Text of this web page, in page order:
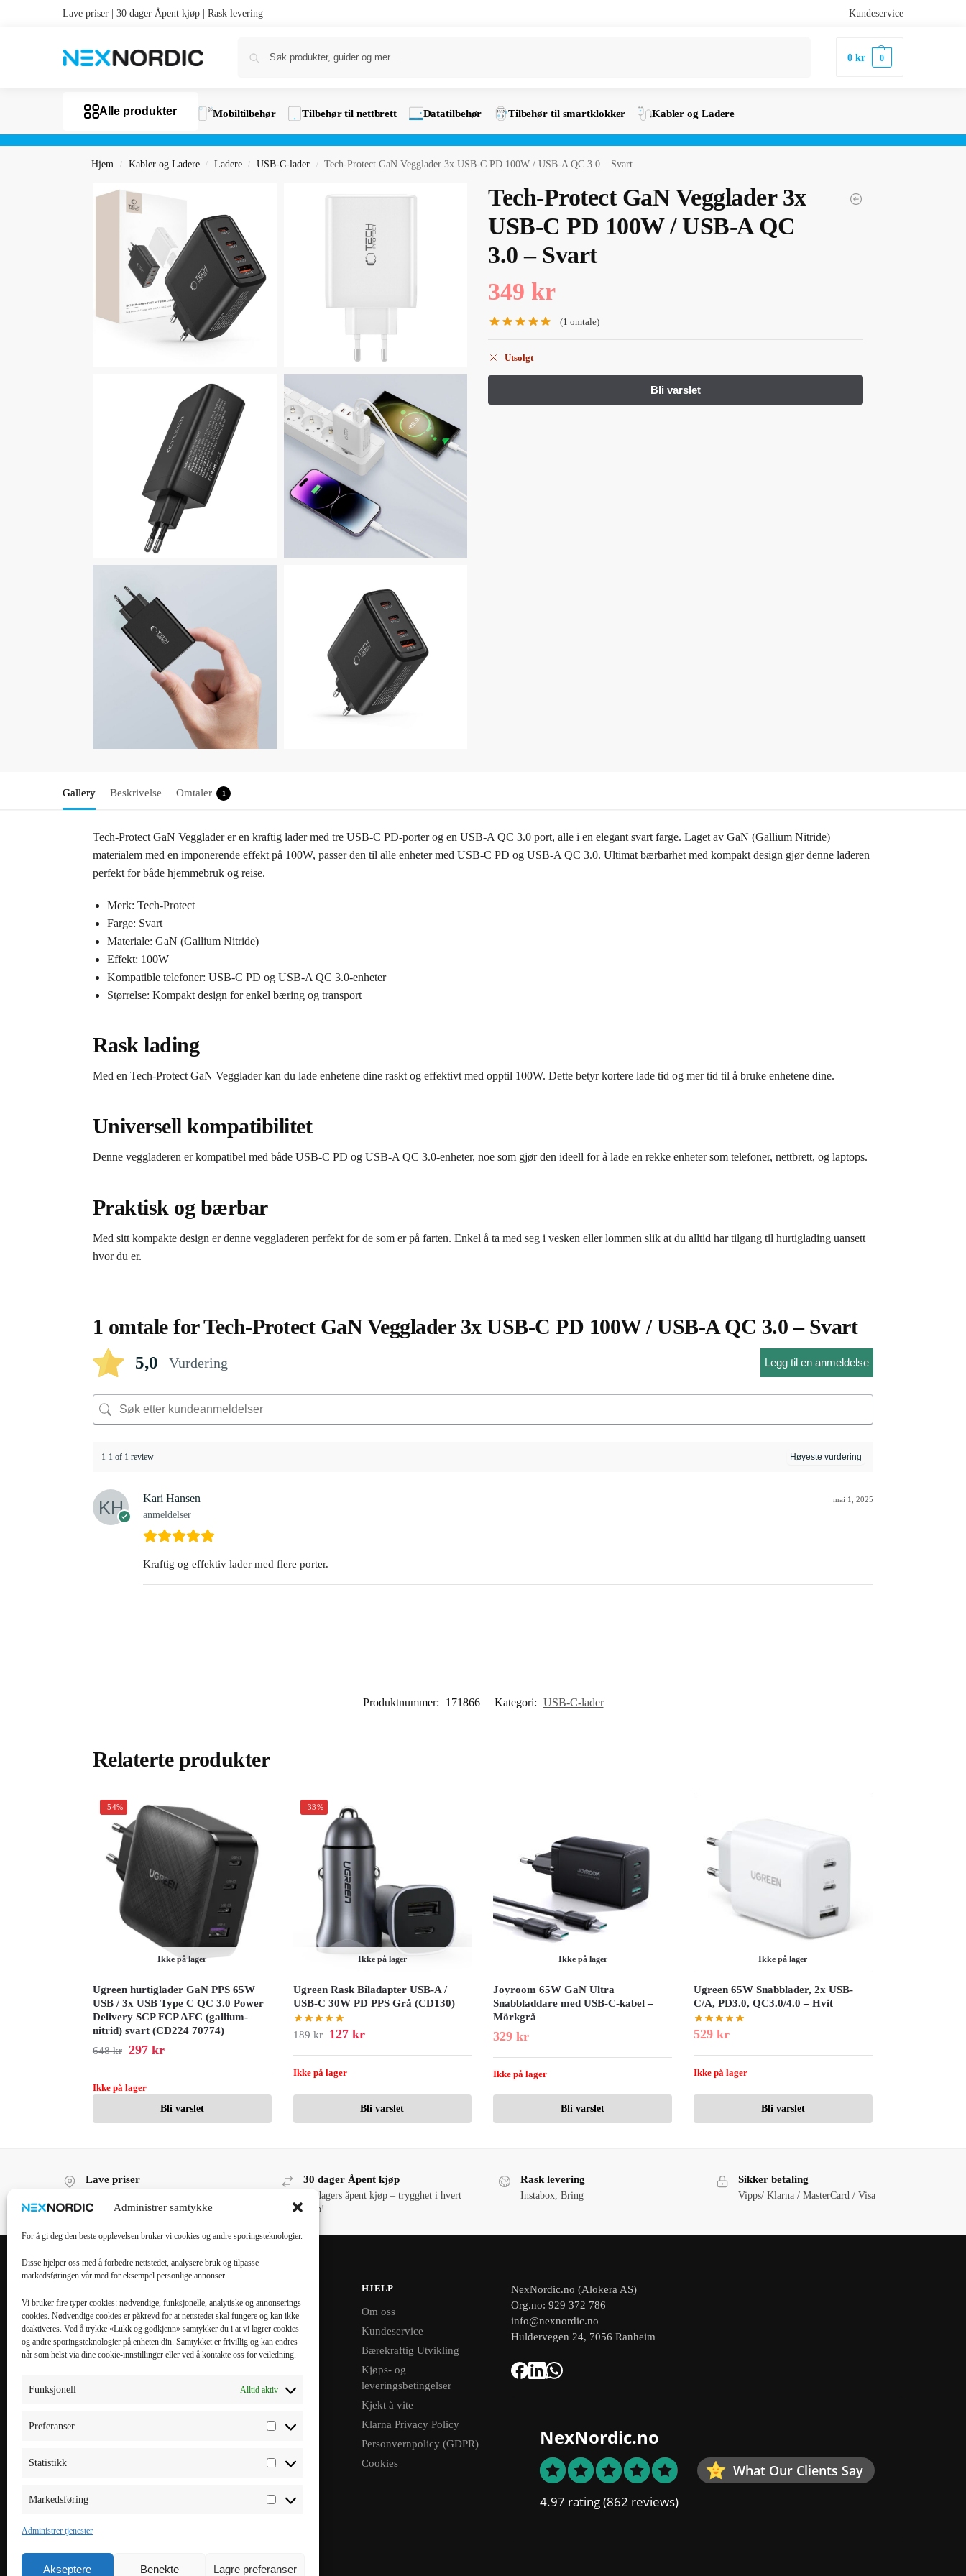
Administrer samtykke
For å gi deg den beste opplevelsen bruker vi cookies og andre sporingsteknologier.
Disse hjelper oss med å forbedre nettstedet, analysere bruk og tilpasse
markedsføringen vår med for eksempel personlige annonser.
Vi bruker fire typer cookies: nødvendige, funksjonelle, analytiske og annonserings
cookies. Nødvendige cookies er påkrevd for at nettstedet skal fungere og kan ikke
deaktiveres. Ved å trykke «Lukk og godkjenn» samtykker du i at vi lagrer cookies
og andre sporingsteknologier på enheten din. Samtykket er frivillig og kan endres
når som helst via dine cookie-innstillinger eller ved å kontakte oss for veiledning.
Funksjonell Alltid aktiv
Preferanser
Statistikk
Markedsføring
Administrer tjenester
Akseptere Benekte Lagre preferanser
Lave priser | 30 dager Åpent kjøp | Rask levering Kundeservice
0kr 0
Alle produkter Mobiltilbehør Tilbehør til nettbrett Datatilbehør Tilbehør til smartklokker Kabler og Ladere
Hjem / Kabler og Ladere / Ladere / USB-C-lader / Tech-Protect GaN Vegglader 3x USB-C PD 100W / USB-A QC 3.0 – Svart
Tech-Protect GaN Vegglader 3x
USB-C PD 100W / USB-A QC
3.0 – Svart
349 kr
(1 omtale)
Utsolgt
Gallery Beskrivelse Omtaler 1
Tech-Protect GaN Vegglader er en kraftig lader med tre USB-C PD-porter og en USB-A QC 3.0 port, alle i en elegant svart farge. Laget av GaN (Gallium Nitride)
materialem med en imponerende effekt på 100W, passer den til alle enheter med USB-C PD og USB-A QC 3.0. Ultimat bærbarhet med kompakt design gjør denne laderen
perfekt for både hjemmebruk og reise.
Merk: Tech-Protect
Farge: Svart
Materiale: GaN (Gallium Nitride)
Effekt: 100W
Kompatible telefoner: USB-C PD og USB-A QC 3.0-enheter
Størrelse: Kompakt design for enkel bæring og transport
Rask lading
Med en Tech-Protect GaN Vegglader kan du lade enhetene dine raskt og effektivt med opptil 100W. Dette betyr kortere lade tid og mer tid til å bruke enhetene dine.
Universell kompatibilitet
Denne veggladeren er kompatibel med både USB-C PD og USB-A QC 3.0-enheter, noe som gjør den ideell for å lade en rekke enheter som telefoner, nettbrett, og laptops.
Praktisk og bærbar
Med sitt kompakte design er denne veggladeren perfekt for de som er på farten. Enkel å ta med seg i vesken eller lommen slik at du alltid har tilgang til hurtiglading uansett
hvor du er.
1 omtale forTech-Protect GaN Vegglader 3x USB-C PD 100W / USB-A QC 3.0 – Svart
5,0 Vurdering Legg til en anmeldelse
1-1 of 1 review
Kari Hansen
anmeldelser
mai 1, 2025
Kraftig og effektiv lader med flere porter.
Produktnummer: 171866 Kategori: USB-C-lader
Relaterte produkter
-54%
Ikke på lager
Ugreen hurtiglader GaN PPS 65W
USB / 3x USB Type C QC 3.0 Power
Delivery SCP FCP AFC (gallium-
nitrid) svart (CD224 70774)
648kr 297 kr
Ikke på lager
Bli varslet
-33%
Ikke på lager
Ugreen Rask Biladapter USB-A /
USB-C 30W PD PPS Grå (CD130)
189kr 127 kr
Ikke på lager
Bli varslet
Ikke på lager
Joyroom 65W GaN Ultra
Snabbladdare med USB-C-kabel –
Mörkgrå
329kr
Ikke på lager
Bli varslet
Ikke på lager
Ugreen 65W Snabblader, 2x USB-
C/A, PD3.0, QC3.0/4.0 – Hvit
529kr
Ikke på lager
Bli varslet
Lave priser 30 dager Åpent kjøp
30 dagers åpent kjøp – trygghet i hvert
kjøp!
Rask levering
Instabox, Bring
Sikker betaling
Vipps/ Klarna / MasterCard / Visa
KATEGORIER
Mobiltilbehør
Tilbehør til nettbrett
Kabler & Ladere
MOBILTILBEHØR
iPhone 16 Pro Max
iPhone 16 Pro
iPhone 16
Galaxy S25 Plus
HJELP
Om oss
Kundeservice
Bærekraftig Utvikling
Kjøps- og
leveringsbetingelser
Kjekt å vite
Klarna Privacy Policy
Personvernpolicy (GDPR)
Cookies
NexNordic.no (Alokera AS)
Org.no: 929 372 786
info@nexnordic.no
Huldervegen 24, 7056 Ranheim
NexNordic.no
What Our Clients Say
4.97 rating(862 reviews)